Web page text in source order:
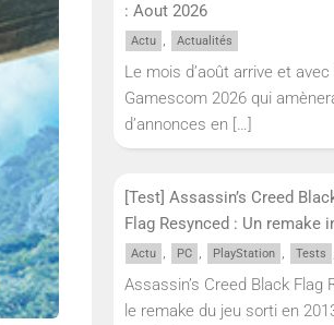
: Aout 2026
Actu , Actualités
Le mois d’août arrive et avec
Gamescom 2026 qui
d’annonces en […]
[Test] Assassin’s Creed
Flag Resynced : Un remake
Actu , PC , PlayStation , Tests
Assassin’s Creed Black Flag
le remake du jeu sorti en